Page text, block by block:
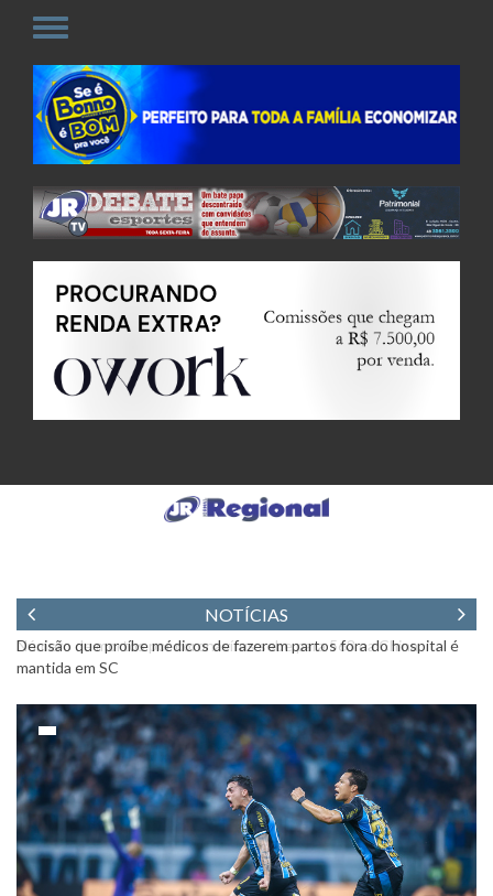
NOTÍCIAS
Número de mortos por coronavírus sobe para 563 na China